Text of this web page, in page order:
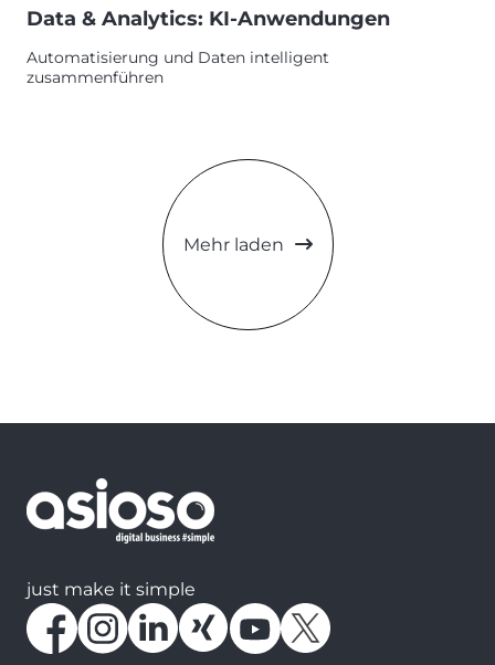
Data & Analytics: KI-Anwendungen
Automatisierung und Daten intelligent
zusammenführen
Mehr laden
just make it simple